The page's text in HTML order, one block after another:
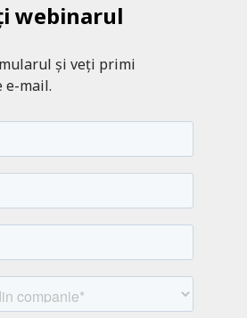
webinarul
și veți primi
e-mail.